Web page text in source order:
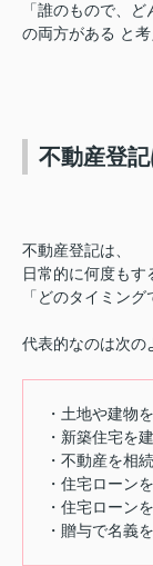
「誰のもので、
の両方がある と考
不動産登
不動産登記は、
日常的に何度もす
「どのタイミン
代表的なのは次の
・土地や建物
・新築住宅を
・不動産を相
・住宅ローン
・住宅ローン
・贈与で名義